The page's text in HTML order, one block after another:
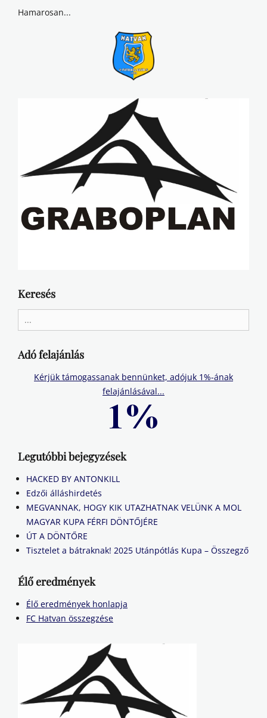
Hamarosan...
Keresés
for:
Adó felajánlás
Kérjük támogassanak bennünket, adójuk 1%-ának
felajánlásával...
Legutóbbi bejegyzések
HACKED BY ANTONKILL
Edzői álláshirdetés
MEGVANNAK, HOGY KIK UTAZHATNAK VELÜNK A MOL
MAGYAR KUPA FÉRFI DÖNTŐJÉRE
ÚT A DÖNTŐRE
Tisztelet a bátraknak! 2025 Utánpótlás Kupa – Összegző
Élő eredmények
Élő eredmények honlapja
FC Hatvan összegzése